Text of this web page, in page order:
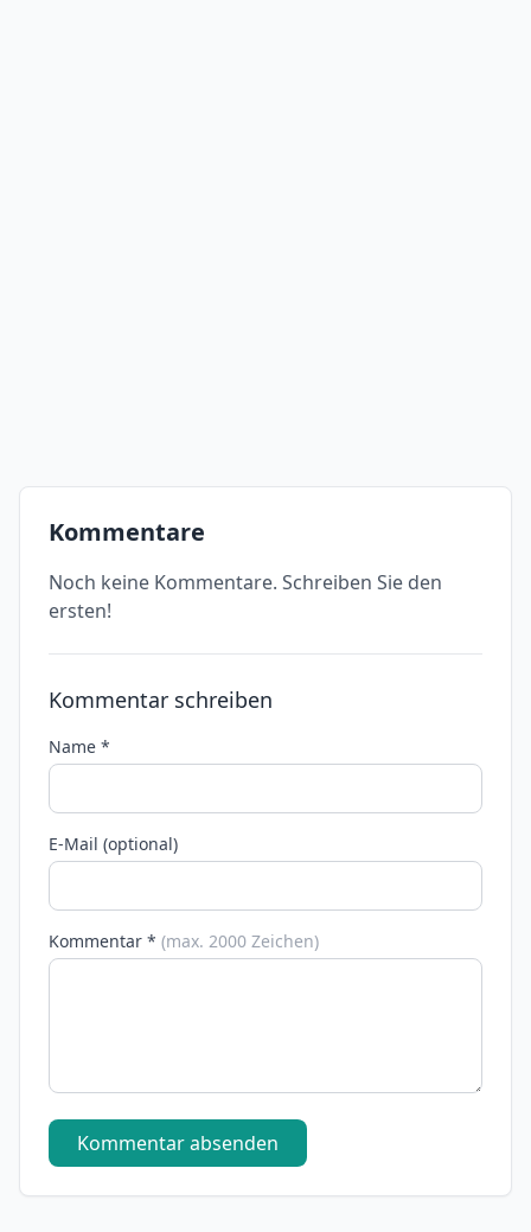
Kommentare
Noch keine Kommentare. Schreiben Sie den
ersten!
Kommentar schreiben
Name *
E-Mail (optional)
Kommentar * (max. 2000 Zeichen)
Kommentar absenden